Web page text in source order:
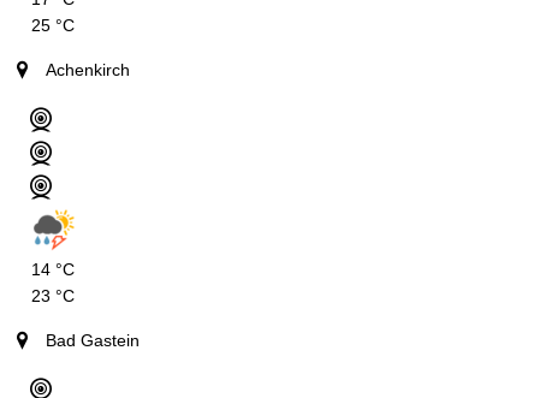
25 °C
Achenkirch
14 °C
23 °C
Bad Gastein